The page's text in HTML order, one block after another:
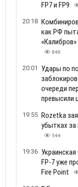
FP7 и FP9
20:18
как РФ
840
20:01
Удары по
очереди
превысили
19:55 Rozetka
убытках
344
19:36
FP-7 уже
Fire Point